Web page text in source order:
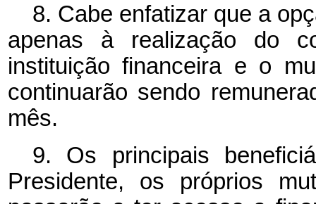
8. Cabe enfatizar que a
apenas à realização do
instituição financeira e o
continuarão sendo
mês.
9. Os principais
Presidente, os próprios